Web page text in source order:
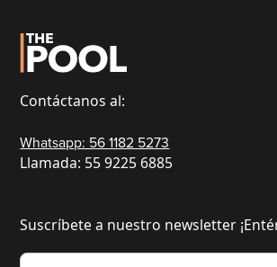
Contáctanos al:
Whatsapp: 56 1182 5273
Llamada: 55 9225 6885
Suscríbete a nuestro newsletter